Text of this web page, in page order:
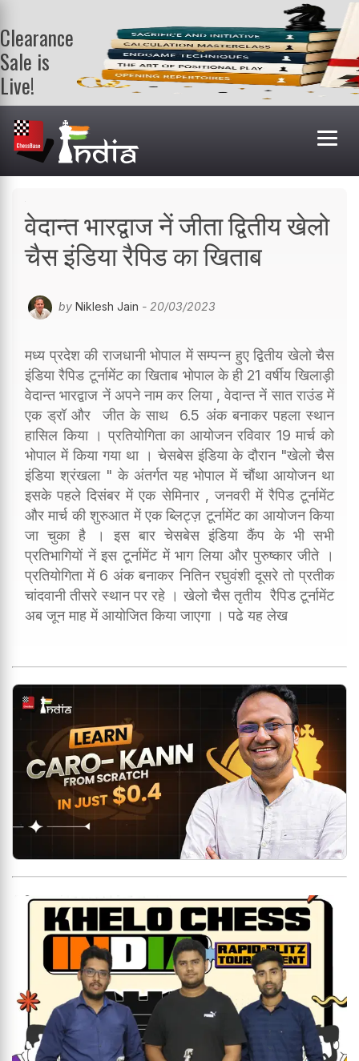
Clearance
Sale is
Live!
Get a FREE
book on
purchasing 2
or more
books. Valid
वेदान्त भारद्वाज नें जीता द्वितीय खेलो
चैस इंडिया रैपिड का खिताब
by Niklesh Jain - 20/03/2023
मध्य प्रदेश की राजधानी भोपाल में सम्पन्न हुए द्वितीय खेलो चैस
इंडिया रैपिड टूर्नामेंट का खिताब भोपाल के ही 21 वर्षीय खिलाड़ी
वेदान्त भारद्वाज नें अपने नाम कर लिया , वेदान्त नें सात राउंड में
एक ड्रॉ और जीत के साथ 6.5 अंक बनाकर पहला स्थान
हासिल किया । प्रतियोगिता का आयोजन रविवार 19 मार्च को
भोपाल में किया गया था । चेसबेस इंडिया के दौरान "खेलो चैस
इंडिया श्रंखला " के अंतर्गत यह भोपाल में चौंथा आयोजन था
इसके पहले दिसंबर में एक सेमिनार , जनवरी में रैपिड टूर्नामेंट
और मार्च की शुरुआत में एक ब्लिट्ज़ टूर्नामेंट का आयोजन किया
जा चुका है । इस बार चेसबेस इंडिया कैंप के भी सभी
प्रतिभागियों नें इस टूर्नामेंट में भाग लिया और पुरुष्कार जीते ।
प्रतियोगिता में 6 अंक बनाकर नितिन रघुवंशी दूसरे तो प्रतीक
चांदवानी तीसरे स्थान पर रहे । खेलो चैस तृतीय रैपिड टूर्नामेंट
अब जून माह में आयोजित किया जाएगा । पढे यह लेख